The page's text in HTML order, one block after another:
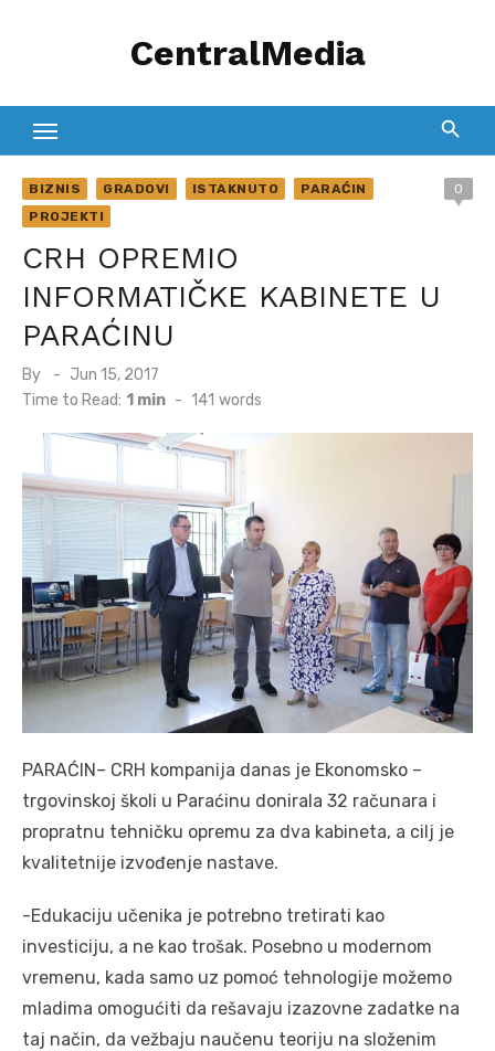
CentralMedia
BIZNIS GRADOVI ISTAKNUTO
PARAĆIN
PROJEKTI
0
CRH OPREMIO
INFORMATIČKE KABINETE U
PARAĆINU
By
Posted
on
Jun 15, 2017
Time to Read: 1 min - 141 words
PARAĆIN– CRH kompanija danas je Ekonomsko –
trgovinskoj školi u Paraćinu donirala 32 računara i
propratnu tehničku opremu za dva kabineta, a cilj je
kvalitetnije izvođenje nastave.
-Edukaciju učenika je potrebno tretirati kao
investiciju, a ne kao trošak. Posebno u modernom
vremenu, kada samo uz pomoć tehnologije možemo
mladima omogućiti da rešavaju izazovne zadatke na
taj način, da vežbaju naučenu teoriju na složenim